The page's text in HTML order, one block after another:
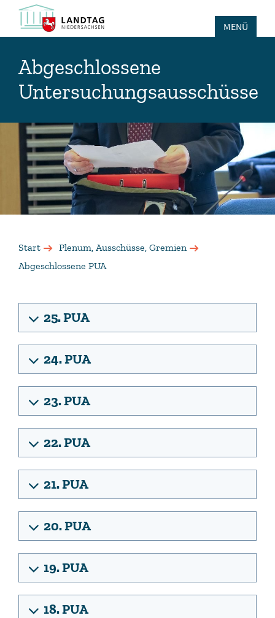
MENÜ
Abgeschlossene
Untersuchungsausschüsse
Start
Plenum, Ausschüsse, Gremien
Abgeschlossene PUA
25. PUA
24. PUA
23. PUA
22. PUA
21. PUA
20. PUA
19. PUA
18. PUA